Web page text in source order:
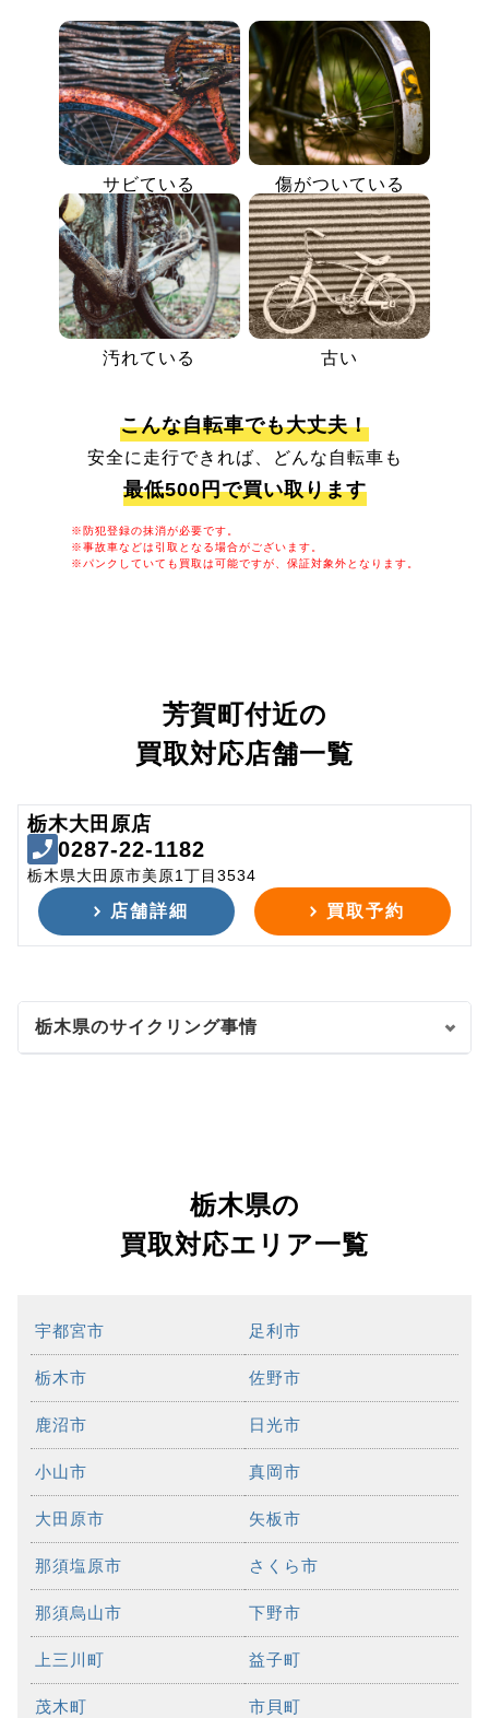
サビている 傷がついている
汚れている 古い
こんな自転車でも大丈夫！
安全に走行できれば、どんな自転車も
最低500円で買い取ります
※防犯登録の抹消が必要です。
※事故車などは引取となる場合がございます。
※パンクしていても買取は可能ですが、保証対象外となります。
芳賀町付近の
買取対応店舗一覧
栃木大田原店
0287-22-1182
栃木県大田原市美原1丁目3534
店舗詳細 買取予約
栃木県のサイクリング事情
栃木県の
買取対応エリア一覧
宇都宮市 足利市
栃木市 佐野市
鹿沼市 日光市
小山市 真岡市
大田原市 矢板市
那須塩原市 さくら市
那須烏山市 下野市
上三川町 益子町
茂木町 市貝町